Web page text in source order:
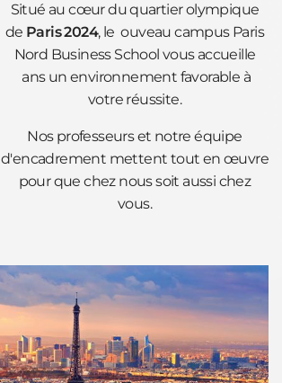
Situé au cœur du quartier olympique
de Paris 2024, le ouveau campus Paris
Nord Business School vous accueille
ans un environnement favorable à
votre réussite.
Nos professeurs et notre équipe
d'encadrement mettent tout en œuvre
pour que chez nous soit aussi chez
vous.